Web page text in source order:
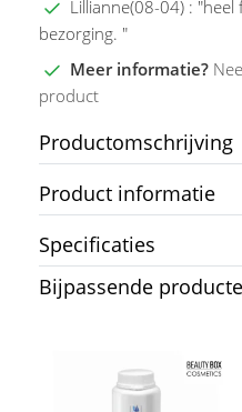
Lillianne(08-04) :
bezorging. "
Meer informatie?
product
Productomschrijving
Product informatie
Specificaties
Bijpassende